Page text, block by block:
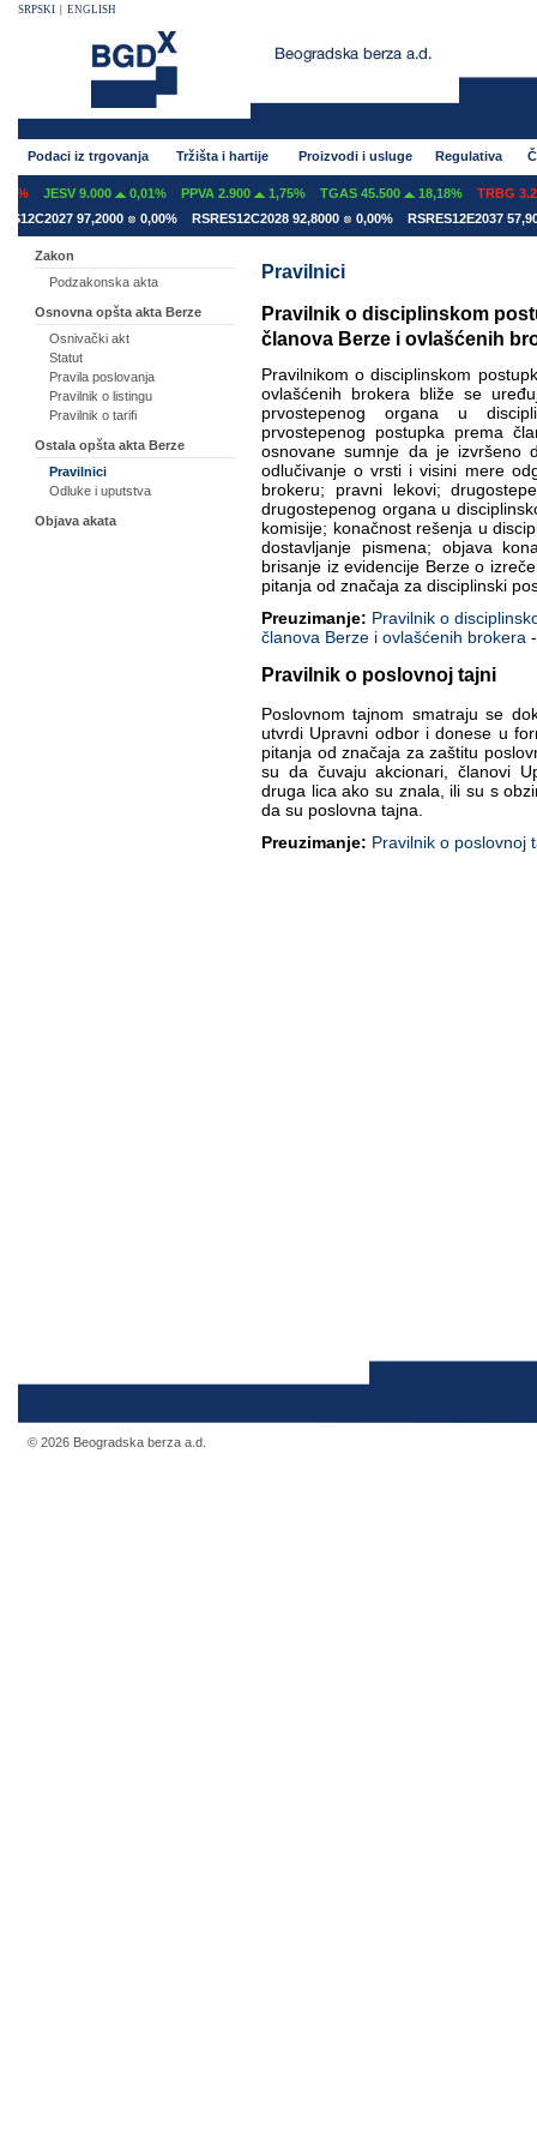
SRPSKI ENGLISH
Podaci iz trgovanja Tržišta i hartije Proizvodi i usluge Regulativa
JESV 9.000 0,01% PPVA 2.900 1,75% TGAS 45.500 18,18%
TRBG
97,2000
0,00% RSRES12C2028 92,8000 0,00% RSRES12E2037
Zakon
Podzakonska akta
Osnovna opšta akta Berze
Osnivački akt
Statut
Pravila poslovanja
Pravilnik o listingu
Pravilnik o tarifi
Ostala opšta akta Berze
Pravilnici
Odluke i uputstva
Objava akata
Pravilnici
Pravilnik o disciplinskom
članova Berze i ovlašćenih
Pravilnikom o disciplinskom
ovlašćenih brokera bliže se
prvostepenog organa u
prvostepenog postupka prema
osnovane sumnje da je izvršeno
odlučivanje o vrsti i visini mere
brokeru; pravni lekovi;
drugostepenog organa u
komisije; konačnost rešenja u
dostavljanje pismena; objava
brisanje iz evidencije Berze o
pitanja od značaja za disciplinski
Preuzimanje: Pravilnik o
članova Berze i ovlašćenih brokera
Pravilnik o poslovnoj tajni
Poslovnom tajnom smatraju se
utvrdi Upravni odbor i donese u
pitanja od značaja za zaštitu
su da čuvaju akcionari, članovi
druga lica ako su znala, ili su s
da su poslovna tajna.
Preuzimanje: Pravilnik o poslovnoj
© 2026 Beogradska berza a.d.